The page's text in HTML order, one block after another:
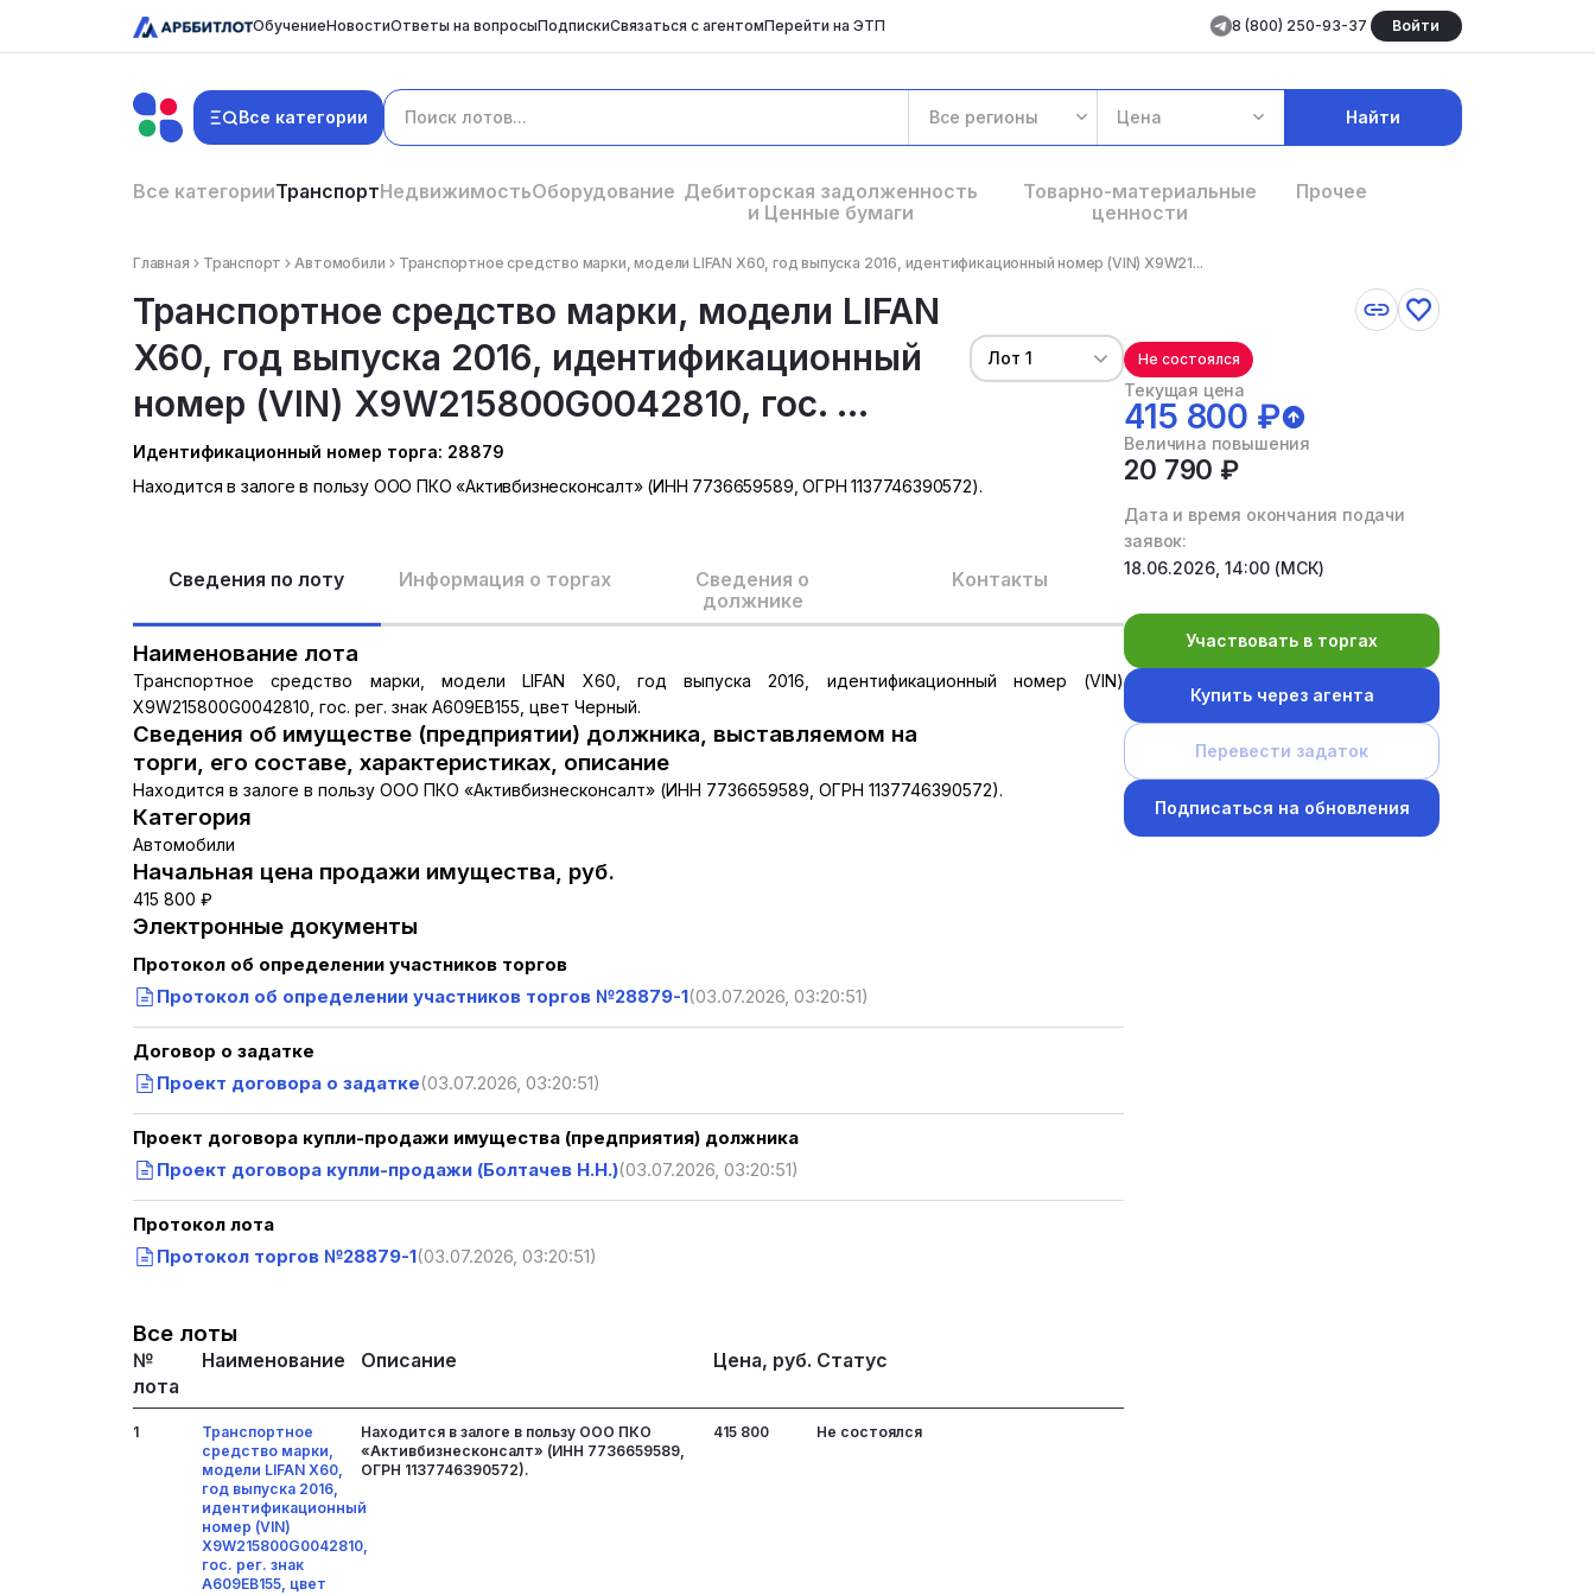
ОбучениеНовостиОтветы на вопросыПодпискиСвязаться с агентомПерейти на ЭТП 8 (800) 250-93-37 Войти
Все категории Все регионы Цена Найти
Все категорииТранспортНедвижимостьОборудование Дебиторская задолженность
и Ценные бумаги
Товарно-материальные
ценности
Прочее
Главная Транспорт Автомобили Транспортное средство марки, модели LIFAN X60, год выпуска 2016, идентификационный номер (VIN) X9W21...
Транспортное средство марки, модели LIFAN
X60, год выпуска 2016, идентификационный
номер (VIN) X9W215800G0042810, гос. ...
Лот 1
Идентификационный номер торга: 28879
Находится в залоге в пользу ООО ПКО «Активбизнесконсалт» (ИНН 7736659589, ОГРН 1137746390572).
Сведения по лоту Информация о торгах
Сведения о
должнике
Kонтакты
Наименование лота
Транспортное средство марки, модели LIFAN X60, год выпуска 2016, идентификационный номер (VIN)
X9W215800G0042810, гос. рег. знак А609EB155, цвет Черный.
Сведения об имуществе (предприятии) должника, выставляемом на
торги, его составе, характеристиках, описание
Находится в залоге в пользу ООО ПКО «Активбизнесконсалт» (ИНН 7736659589, ОГРН 1137746390572).
Категория
Автомобили
Начальная цена продажи имущества, руб.
415 800 ₽
Электронные документы
Протокол об определении участников торгов
Протокол об определении участников торгов №28879-1(03.07.2026, 03:20:51)
Договор о задатке
Проект договора о задатке(03.07.2026, 03:20:51)
Проект договора купли-продажи имущества (предприятия) должника
Проект договора купли-продажи (Болтачев Н.Н.)(03.07.2026, 03:20:51)
Протокол лота
Протокол торгов №28879-1(03.07.2026, 03:20:51)
Все лоты
№
лота
Наименование Описание Цена, руб. Статус
1
Транспортное
средство марки,
модели LIFAN X60,
год выпуска 2016,
идентификационный
номер (VIN)
X9W215800G0042810,
гос. рег. знак
А609EB155, цвет
Находится в залоге в пользу ООО ПКО
«Активбизнесконсалт» (ИНН 7736659589,
ОГРН 1137746390572).
415 800 Не состоялся
Не состоялся
Текущая цена
415 800 ₽
Величина повышения
20 790 ₽
Дата и время окончания подачи
заявок:
18.06.2026, 14:00 (МСК)
Участвовать в торгах
Купить через агента
Перевести задаток
Подписаться на обновления